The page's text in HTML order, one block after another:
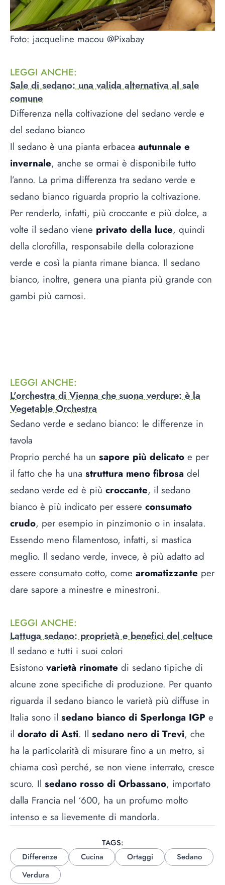
Foto: jacqueline macou @Pixabay
LEGGI ANCHE:
Sale di sedano: una valida alternativa al sale
comune
Differenza nella coltivazione del sedano verde e
del sedano bianco
Il sedano è una pianta erbacea autunnale e
invernale, anche se ormai è disponibile tutto
l’anno. La prima differenza tra sedano verde e
sedano bianco riguarda proprio la coltivazione.
Per renderlo, infatti, più croccante e più dolce, a
volte il sedano viene privato della luce, quindi
della clorofilla, responsabile della colorazione
verde e così la pianta rimane bianca. Il sedano
bianco, inoltre, genera una pianta più grande con
gambi più carnosi.
LEGGI ANCHE:
L'orchestra di Vienna che suona verdure: è la
Vegetable Orchestra
Sedano verde e sedano bianco: le differenze in
tavola
Proprio perché ha un sapore più delicato e per
il fatto che ha una struttura meno fibrosa del
sedano verde ed è più croccante, il sedano
bianco è più indicato per essere consumato
crudo, per esempio in pinzimonio o in insalata.
Essendo meno filamentoso, infatti, si mastica
meglio. Il sedano verde, invece, è più adatto ad
essere consumato cotto, come aromatizzante per
dare sapore a minestre e minestroni.
LEGGI ANCHE:
Lattuga sedano: proprietà e benefici del celtuce
Il sedano e tutti i suoi colori
Esistono varietà rinomate di sedano tipiche di
alcune zone specifiche di produzione. Per quanto
riguarda il sedano bianco le varietà più diffuse in
Italia sono il sedano bianco di Sperlonga IGP e
il dorato di Asti. Il sedano nero di Trevi, che
ha la particolarità di misurare fino a un metro, si
chiama così perché, se non viene interrato, cresce
scuro. Il sedano rosso di Orbassano, importato
dalla Francia nel ‘600, ha un profumo molto
intenso e sa lievemente di mandorla.
TAGS:
Differenze
Cucina Ortaggi
Sedano
Verdura